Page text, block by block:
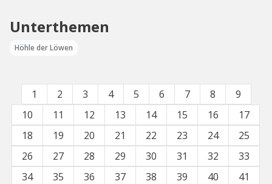
Unterthemen
Höhle der Löwen
1 2 3 4 5 6 7 8
9
10
11 12 13 14 15 16
17
18
19 20 21 22 23 24
25
26
27 28 29 30 31 32
33
34
35 36 37 38 39 40
41